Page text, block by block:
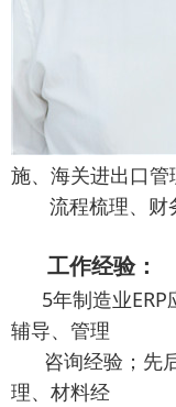
施、海关进出口管
流程梳理、财
工作经验：
5年制造业ERP
辅导、管理
咨询经验；先后
理、材料经